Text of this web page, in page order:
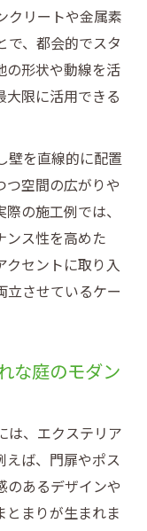
と照明演出の
素材選びの秘
リアの秘訣
らしと庭の関
を彩る理由
生活空間を実
クリートや金属素
で、都会的でスタ
の形状や動線を活
大限に活用できる
壁を直線的に配置
つ空間の広がりや
の施工例では、
ンス性を高めた
クセントに取り入
立させているケー
な庭のモダン
は、エクステリア
えば、門扉やポス
のあるデザインや
とまりが生まれま